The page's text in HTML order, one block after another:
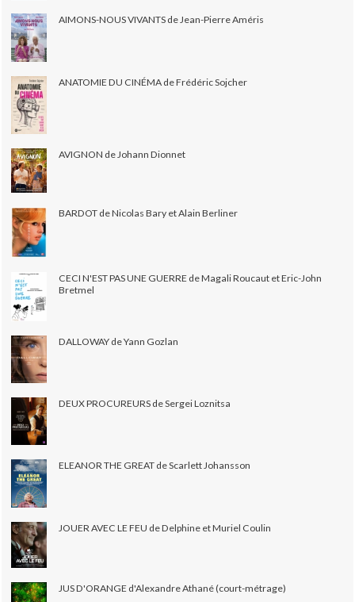
AIMONS-NOUS VIVANTS de Jean-Pierre Améris
ANATOMIE DU CINÉMA de Frédéric Sojcher
AVIGNON de Johann Dionnet
BARDOT de Nicolas Bary et Alain Berliner
CECI N'EST PAS UNE GUERRE de Magali Roucaut et Eric-John
Bretmel
DALLOWAY de Yann Gozlan
DEUX PROCUREURS de Sergei Loznitsa
ELEANOR THE GREAT de Scarlett Johansson
JOUER AVEC LE FEU de Delphine et Muriel Coulin
JUS D'ORANGE d'Alexandre Athané (court-métrage)